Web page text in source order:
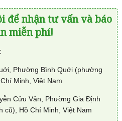
để nhận tư vấn và báo
miễn phí!
Phường Bình Quới (phường
Minh, Việt Nam
Cửu Vân, Phường Gia Định
cũ), Hồ Chí Minh, Việt Nam